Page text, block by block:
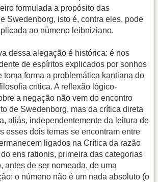
formulada a propósito das
Swedenborg, isto é, contra eles, pode
ao númeno leibniziano.
dessa alegação é histórica: é nos
de espíritos explicados por sonhos
toma forma a problemática kantiana do
crítica. A reflexão lógico-
a negação não vem do encontro
de Swedenborg, mas da crítica direta
aliás, independentemente da leitura de
esses dois temas se encontram entre
ligados na Crítica da razão
ens rationis, primeira das categorias
antes de ser nomeada, de uma
o númeno não é um nada absoluto (o